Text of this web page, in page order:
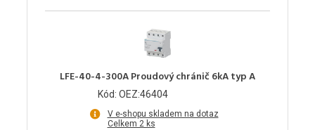
LFE-40-4-300A Proudový chránič 6kA typ A
Kód: OEZ:46404
V e-shopu skladem na dotaz
Celkem 2 ks